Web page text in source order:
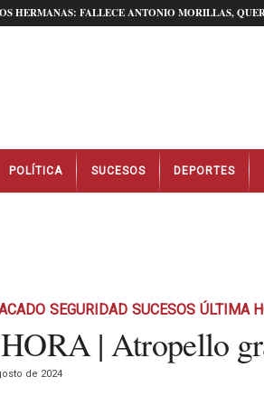
HERMANAS: FALLECE ANTONIO MORILLAS,
POLÍTICA SUCESOS DEPORTES
SEGURIDAD SUCESOS ÚLTIMA
| Atropello
de 2024